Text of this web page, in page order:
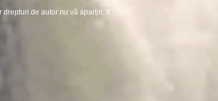
de autor nu vă aparțin. #